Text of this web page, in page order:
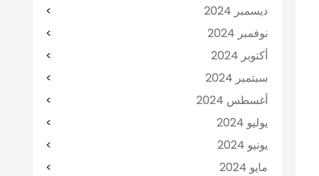
ديسمبر 2024
نوفمبر 2024
أكتوبر 2024
سبتمبر 2024
أغسطس 2024
يوليو 2024
يونيو 2024
مايو 2024